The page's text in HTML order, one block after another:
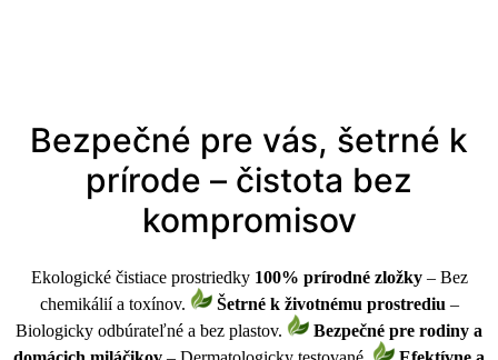
Bezpečné pre vás, šetrné k
prírode – čistota bez
kompromisov
Ekologické čistiace prostriedky 100% prírodné zložky– Bez
chemikálií a toxínov.
Šetrné k životnému prostrediu –
Biologicky odbúrateľné a bez plastov.
Bezpečné pre rodiny a